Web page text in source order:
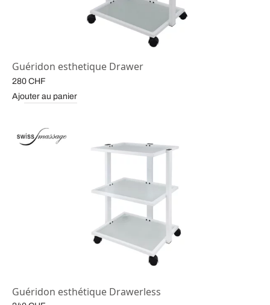
Guéridon esthetique Drawer
280 CHF
Ajouter au panier
Guéridon esthétique Drawerless